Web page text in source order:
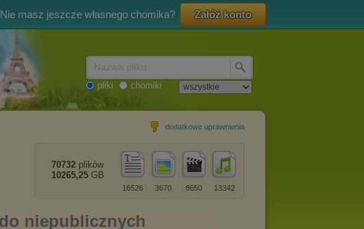
Nie masz jeszcze własnego chomika? Załóż konto
pliki chomiki
dodatkowe uprawnienia
13342
8650
3670
16526
70732 plików
10265,25 GB